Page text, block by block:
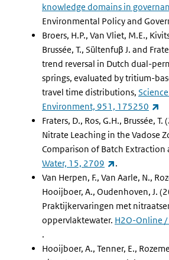
knowledge domains in
Environmental Policy and
Broers, H.P., Van Vliet, M.E.,
Brussée, T., Sültenfuβ J. and
trend reversal in Dutch dual-
springs, evaluated by tritium-
travel time distributions,
Environment, 951, 175250
Fraters, D., Ros, G.H., Brussée,
Nitrate Leaching in the Vadose
Comparison of Batch
Water, 15, 2709
(externe link)
.
Van Herpen, F., Van Aarle, N.,
Hooijboer, A., Oudenhoven, J.
Praktijkervaringen met
oppervlaktewater. H2O-Online
(externe link)
.
Hooijboer, A., Tenner, E.,